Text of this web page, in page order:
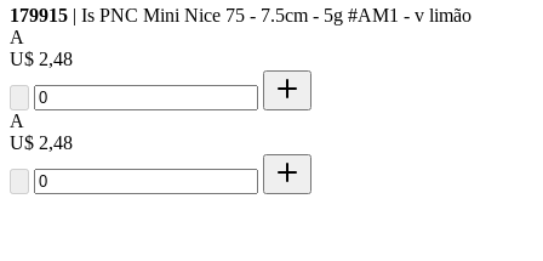
179915 | Is PNC Mini Nice 75 - 7.5cm - 5g #AM1 - v limão
A
U$ 2,48
A
U$ 2,48